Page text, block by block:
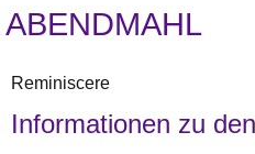
ABENDMAHL
Reminiscere
Informationen zu